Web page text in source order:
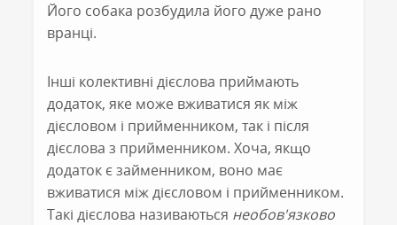
Його собака розбудила його дуже рано
вранці.
Інші колективні дієслова приймають
додаток, яке може вживатися як між
дієсловом і прийменником, так і після
дієслова з прийменником. Хоча, якщо
додаток є займенником, воно має
вживатися між дієсловом і прийменником.
Такі дієслова називаються необов'язково